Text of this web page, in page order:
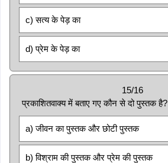
c) सत्य के पेड़ का
d) प्रेम के पेड़ का
15/16
प्रकाशितवाक्य में बताए गए कौन से दो पुस्तक है?
a) जीवन का पुस्तक और छोटी पुस्तक
b) विश्राम की पुस्तक और प्रेम की पुस्तक